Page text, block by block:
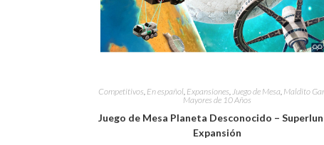
Competitivos En español, Expansiones Juego de Mesa Maldito
Mayores de 10 Años
Juego de Mesa Planeta Desconocido –
Expansión